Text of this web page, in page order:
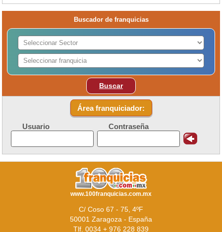
Buscador de franquicias
Buscar
Área franquiciador:
Usuario Contraseña
www.100franquicias.com.mx
C/ Coso 67 - 75, 4ºF
50001 Zaragoza - España
Tlf. 0034 + 976 228 839